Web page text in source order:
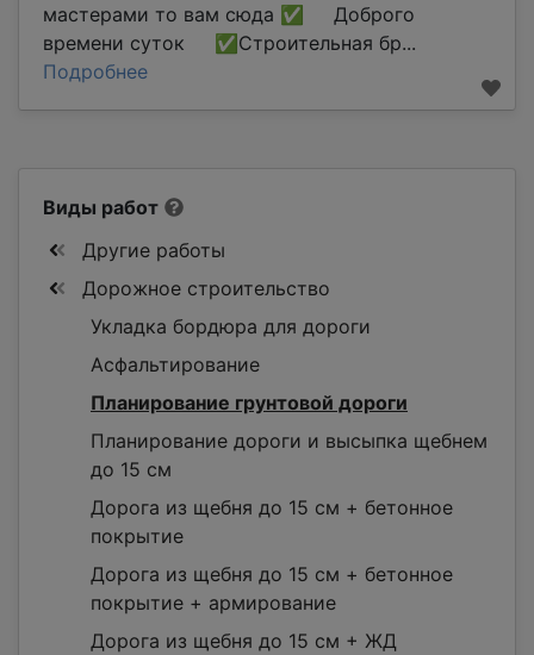
мастерами то вам сюда ✅ Доброго
времени суток ✅Строительная бр...
Подробнее
Виды работ
Другие работы
Дорожное строительство
Укладка бордюра для дороги
Асфальтирование
Планирование грунтовой дороги
Планирование дороги и высыпка щебнем
до 15 см
Дорога из щебня до 15 см + бетонное
покрытие
Дорога из щебня до 15 см + бетонное
покрытие + армирование
Дорога из щебня до 15 см + ЖД